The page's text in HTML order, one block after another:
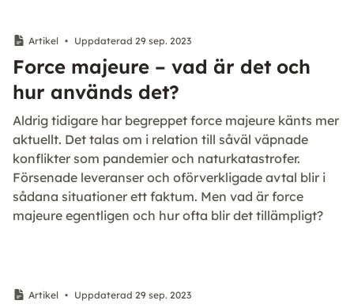
Artikel • Uppdaterad 29 sep. 2023
Force majeure – vad är det och
hur används det?
Aldrig tidigare har begreppet force majeure känts mer
aktuellt. Det talas om i relation till såväl väpnade
konflikter som pandemier och naturkatastrofer.
Försenade leveranser och oförverkligade avtal blir i
sådana situationer ett faktum. Men vad är force
majeure egentligen och hur ofta blir det tillämpligt?
Artikel • Uppdaterad 29 sep. 2023